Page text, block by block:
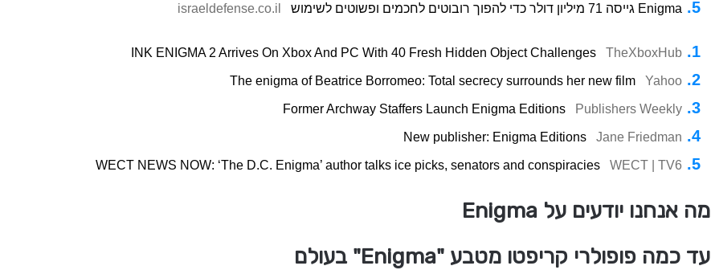
Enigma גייסה 71 מיליון דולר כדי להפוך רובוטים לחכמים ופשוטים לשימוש israeldefense.co.il
INK ENIGMA 2 Arrives On Xbox And PC With 40 Fresh Hidden Object Challenges TheXboxHub
The enigma of Beatrice Borromeo: Total secrecy surrounds her new film Yahoo
Former Archway Staffers Launch Enigma Editions Publishers Weekly
New publisher: Enigma Editions Jane Friedman
WECT NEWS NOW: ‘The D.C. Enigma’ author talks ice picks, senators and conspiracies WECT | TV6
מה אנחנו יודעים על Enigma
עד כמה פופולרי קריפטו מטבע "Enigma" בעולם